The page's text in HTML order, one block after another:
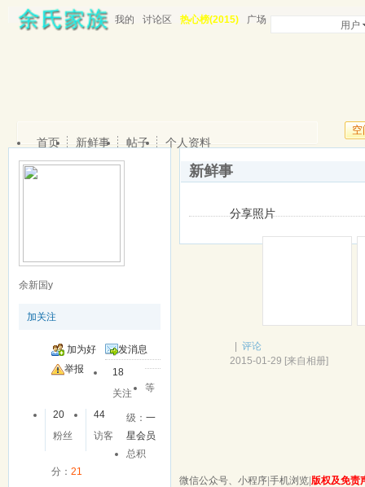
我的 讨论区 热心榜(2015) 广场 用户
空
首页 新鲜事 帖子 个人资料
余新国y
加关注
加为好
友
发消息
举报
18
关注
20
粉丝
44
访客
等
级：一
星会员
总积
分： 21
新鲜事
分享照片
| 评论
2015-01-29 [来自相册]
微信公众号、小程序 手机浏览 版权及免责